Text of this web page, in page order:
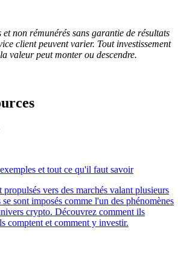
et non rémunérés sans garantie de résultats
client peuvent varier. Tout investissement
valeur peut monter ou descendre.
et tout ce qu'il faut savoir
propulsés vers des marchés valant plusieurs
sont imposés comme l'un des phénomènes
crypto. Découvrez comment ils
comptent et comment y investir.